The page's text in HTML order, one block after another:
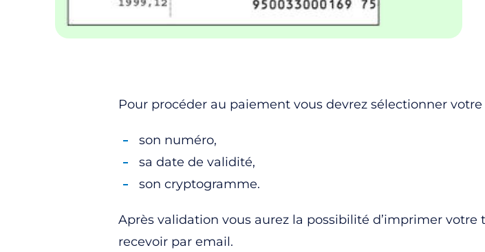
Pour procéder au paiement vous devrez sélectionner
son numéro,
sa date de validité,
son cryptogramme.
Après validation vous aurez la possibilité d’imprimer
recevoir par email.